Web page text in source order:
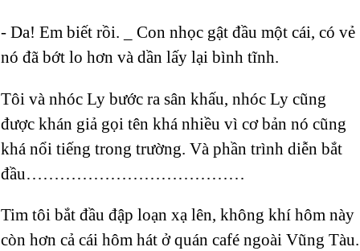
- Da! Em biết rồi. _ Con nhọc gật đầu một cái, có vẻ
nó đã bớt lo hơn và dần lấy lại bình tĩnh.
Tôi và nhóc Ly bước ra sân khấu, nhóc Ly cũng
được khán giả gọi tên khá nhiều vì cơ bản nó cũng
khá nổi tiếng trong trường. Và phần trình diễn bắt
đầu…………………………………
Tim tôi bắt đầu đập loạn xạ lên, không khí hôm này
còn hơn cả cái hôm hát ở quán café ngoài Vũng Tàu.